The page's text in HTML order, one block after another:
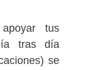
tus
tras día
se